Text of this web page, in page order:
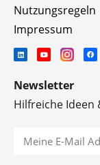
Nutzungsregeln
Impressum
Newsletter
Hilfreiche Ideen